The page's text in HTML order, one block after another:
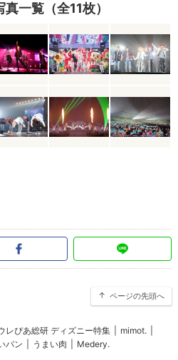
一覧（全11枚）
ページの先頭へ
レぴあ総研 ディズニー特集 mimot.
パン うまい肉 Medery.